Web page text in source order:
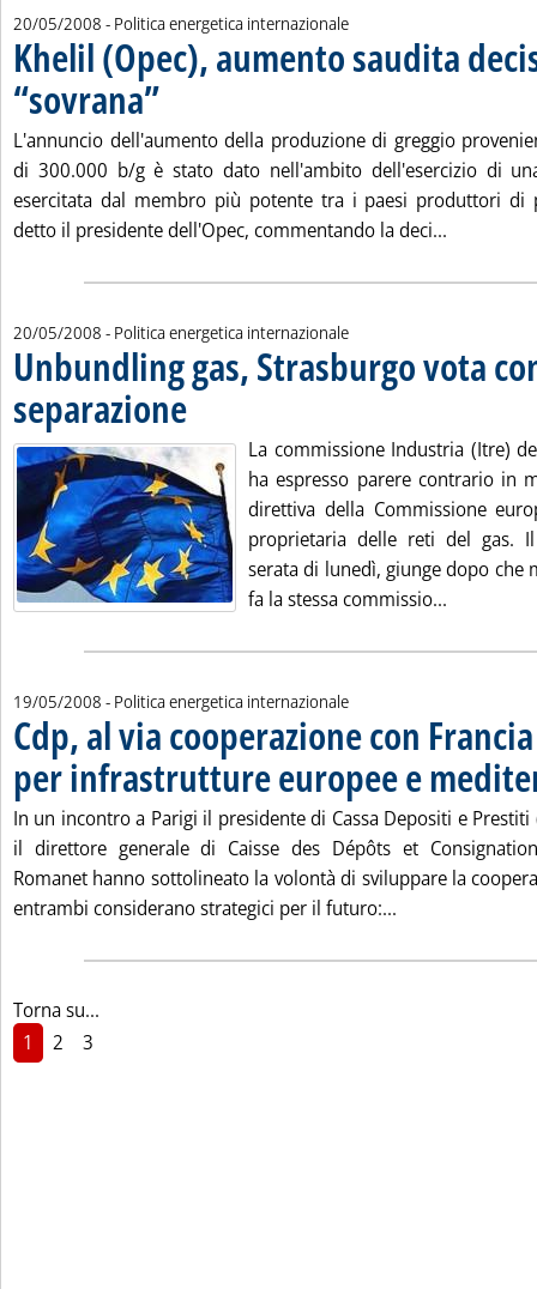
20/05/2008 - Politica energetica internazionale
Khelil (Opec), aumento saudita
“sovrana”. Pubblicata martedì 20 maggio 2008 alle 14.51.
L'annuncio dell'aumento della produzione di greggio
di 300.000 b/g è stato dato nell'ambito dell'esercizio di una
esercitata dal membro più potente tra i paesi produttori di
detto il presidente dell'Opec, commentando la deci...
20/05/2008 - Politica energetica internazionale
Unbundling gas, Strasburgo vota
separazione . Pubblicata martedì 20 maggio 2008 alle 14.46.
La commissione Industria (Itre)
ha espresso parere contrario in
direttiva della Commissione
proprietaria delle reti del gas.
serata di lunedì, giunge dopo che
fa la stessa commissio...
19/05/2008 - Politica energetica internazionale
Cdp, al via cooperazione con Francia
per infrastrutture europee e
In un incontro a Parigi il presidente di Cassa Depositi e Prestiti
il direttore generale di Caisse des Dépôts et
Romanet hanno sottolineato la volontà di sviluppare la
entrambi considerano strategici per il futuro:...
Torna su...
1
2 3